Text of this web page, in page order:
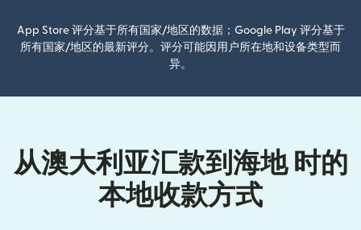
App Store 评分基于所有国家/地区的数据；Google Play 评分基于
所有国家/地区的最新评分。评分可能因用户所在地和设备类型而
异。
从澳大利亚汇款到海地 时的
本地收款方式